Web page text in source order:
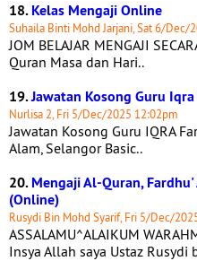
18.Kelas Mengaji Online
Suhaila Binti Mohd Jarjani, Sat 6/Dec/
JOM BELAJAR MENGAJI
Quran Masa dan Hari..
19.Jawatan Kosong Guru
Nurlisa 2, Fri 5/Dec/2025 12:02pm
Jawatan Kosong Guru IQRA
Alam, Selangor Basic..
20.Mengaji Al-Quran,
(Online)
Rusydi Bin Mohd Syarif, Fri 5/Dec/
ASSALAMU^ALAIKUM
Insya Allah saya Ustaz Rusydi